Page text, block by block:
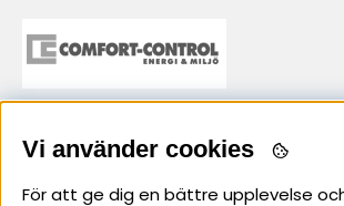
samarbetspartner
Vi använder cookies
För att ge dig en bättre upplevelse